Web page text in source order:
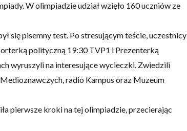
W olimpiadzie udział wzięło 160 uczniów ze
się pisemny test. Po stresującym teście, uczestnicy
polityczną 19:30 TVP1 i Prezenterką
wyruszyli na interesujące wycieczki. Zwiedzili
radio Kampus oraz Muzeum
pierwsze kroki na tej olimpiadzie, przecierając